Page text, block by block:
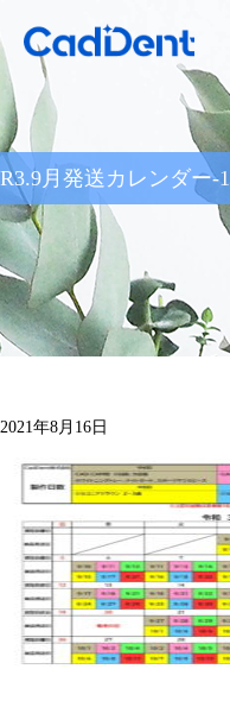
R3.9月発送カレンダー-1
2021年8月16日